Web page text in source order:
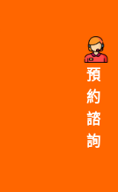
預
約
諮
詢